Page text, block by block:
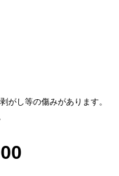
がし等の傷みがあります。